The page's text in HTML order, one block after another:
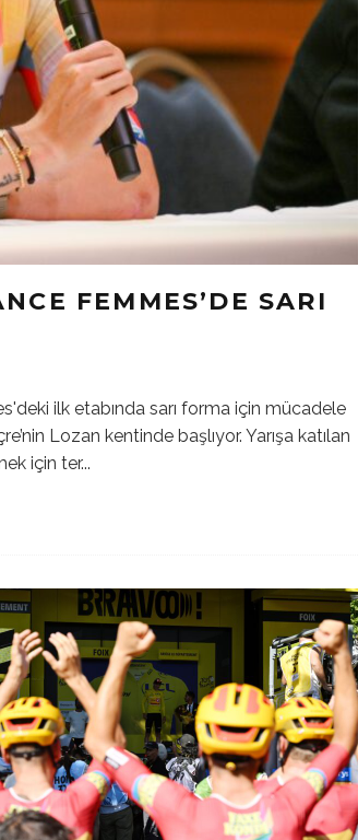
FEMMES’DE SARI
ilk etabında sarı forma için mücadele
Lozan kentinde başlıyor. Yarışa katılan
için ter...